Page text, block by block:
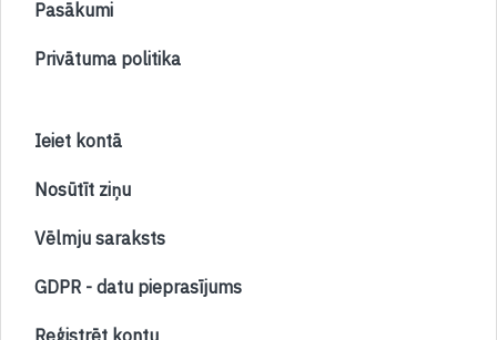
Pasākumi
Privātuma politika
Ieiet kontā
Nosūtīt ziņu
Vēlmju saraksts
GDPR - datu pieprasījums
Reģistrēt kontu